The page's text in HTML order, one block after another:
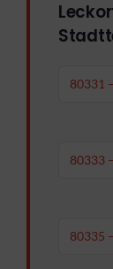
80331
80333
80335